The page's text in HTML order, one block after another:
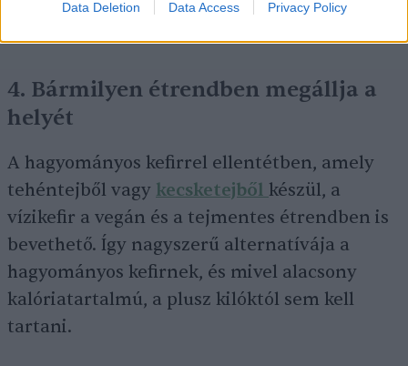
Data Deletion Data Access Privacy Policy
gyulladás szintjét.
4. Bármilyen étrendben megállja a
helyét
A hagyományos kefirrel ellentétben, amely
tehéntejből vagy kecsketejből készül, a
vízikefir a vegán és a tejmentes étrendben is
bevethető. Így nagyszerű alternatívája a
hagyományos kefirnek, és mivel alacsony
kalóriatartalmú, a plusz kilóktól sem kell
tartani.